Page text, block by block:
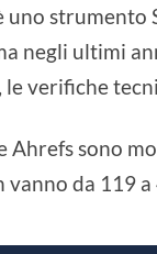
uno
negli ultimi
verifiche
Ahrefs sono
vanno da 119